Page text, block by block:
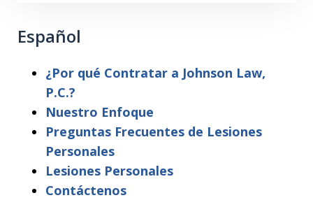
Español
¿Por qué Contratar a Johnson Law,
P.C.?
Nuestro Enfoque
Preguntas Frecuentes de Lesiones
Personales
Lesiones Personales
Contáctenos